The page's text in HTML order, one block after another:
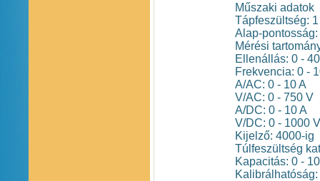
Műszaki adatok
Tápfeszültség:
Alap-pontosság:
Mérési
Ellenállás: 0 -
Frekvencia: 0 -
A/AC: 0 - 10 A
V/AC: 0 - 750 V
A/DC: 0 - 10 A
V/DC: 0 - 1000 V
Kijelző: 4000-ig
Túlfeszültség
Kapacitás: 0 -